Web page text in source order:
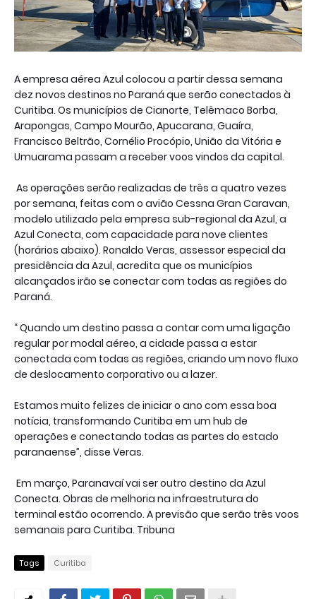
A empresa aérea Azul colocou a partir dessa semana
dez novos destinos no Paraná que serão conectados à
Curitiba. Os municípios de Cianorte, Telêmaco Borba,
Arapongas, Campo Mourão, Apucarana, Guaíra,
Francisco Beltrão, Cornélio Procópio, União da Vitória e
Umuarama passam a receber voos vindos da capital.
As operações serão realizadas de três a quatro vezes
por semana, feitas com o avião Cessna Gran Caravan,
modelo utilizado pela empresa sub-regional da Azul, a
Azul Conecta, com capacidade para nove clientes
(horários abaixo). Ronaldo Veras, assessor especial da
presidência da Azul, acredita que os municípios
alcançados irão se conectar com todas as regiões do
Paraná.
“ Quando um destino passa a contar com uma ligação
regular por modal aéreo, a cidade passa a estar
conectada com todas as regiões, criando um novo fluxo
de deslocamento corporativo ou a lazer.
Estamos muito felizes de iniciar o ano com essa boa
notícia, transformando Curitiba em um hub de
operações e conectando todas as partes do estado
paranaense”, disse Veras.
Em março, Paranavaí vai ser outro destino da Azul
Conecta. Obras de melhoria na infraestrutura do
terminal estão ocorrendo. A previsão que serão três voos
semanais para Curitiba. Tribuna
Tags Curitiba